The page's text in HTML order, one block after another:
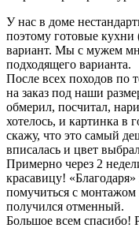
У нас в доме
поэтому готовые
вариант. Мы с мужем
подходящего варианта.
После всех походов по
на заказ под наши
обмерил, посчитал,
хотелось, и картинка в
скажу, что это самый
вписалась и цвет
Примерно через 2
красавицу!
помучиться с монтажом
получился отменный.
Большое всем спасибо!